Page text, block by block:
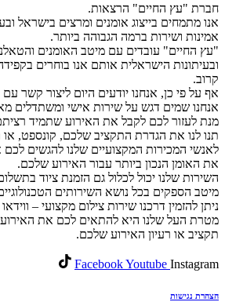
חברת "עץ החיים" הרצאות.
אנו מתמחים בייצוג אומנים ומרצים בישראל
אמינות ושירות ברמה הגבוהה ביותר.
"עץ החיים" עובדים עם מיטב האומנים
ובעיתונות הישראלית אותם אנו בוחרים
קרוב.
אף על פי כן, אנחנו יודעים היום ליצור קשר
אנחנו שמים דגש על שירות אישי ומשתדלים
מנת לעזור לכם לקבל את האירוע שתמיד
תנו לנו את הגדרת התקציב שלכם, קונספט, או
לאנשי המכירות המקצועיים שלנו להגשים
את האומן הנכון ביותר עבור האירוע שלכם.
השירות שלנו יכול לכלול גם הזמנת ציוד
מיטב הספקים בכל נושא השירותים
ניתן להזמין דרכנו שירות צילום מקצועי –
מטרת העל שלנו היא להתאים לכם את האירוע
תקציב או רעיון האירוע שלכם.
FacebookYoutube Instagram
הצהרת נגישות